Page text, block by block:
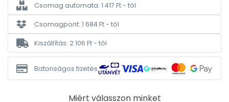
Csomag automata: 1 417 Ft - tól
Csomagpont: 1 684 Ft - tól
Kiszállítás: 2 106 Ft - tól
Biztonságos fizetés
Miért válasszon minket